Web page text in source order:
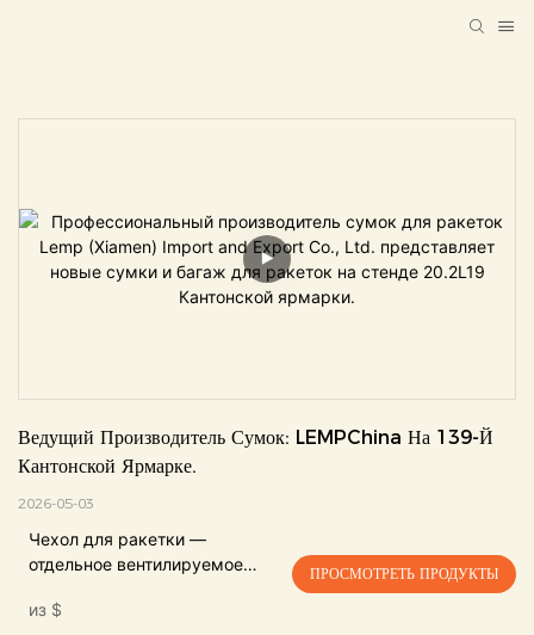
Ведущий Производитель Сумок: LEMPChina На 139-Й
Кантонской Ярмарке.
2026-05-03
Чехол для ракетки —
отдельное вентилируемое
водоотталкивающий,
из $
ПРОСМОТРЕТЬ ПРОДУКТЫ